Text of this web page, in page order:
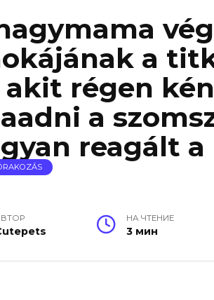
a
akit régen
a
reagált a
НА ЧТЕНИЕ
3 мин